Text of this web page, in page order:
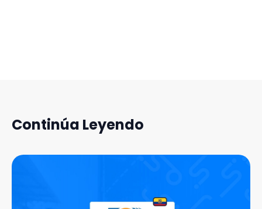
Continúa Leyendo